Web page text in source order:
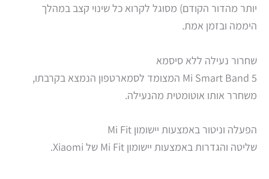
יותר מהדור הקודם) מסוגל לקרוא כל שינוי קצב במהלך
היממה ובזמן אמת.
שחרור נעילה ללא סיסמא
Mi Smart Band 5 המצומד לסמארטפון הנמצא בקרבתו,
משחרר אותו אוטומטית מהנעילה.
הפעלה וניטור באמצעות יישומון Mi Fit
שליטה והגדרות באמצעות יישומון Mi Fit של Xiaomi.